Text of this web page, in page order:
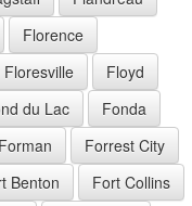
Florence
Floresville
Floyd
du Lac
Fonda
Forman
Forrest City
Benton
Fort Collins